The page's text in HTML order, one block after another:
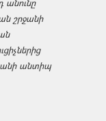
անունը
շրջանի
անտիպ